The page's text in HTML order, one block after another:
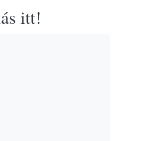
itt!